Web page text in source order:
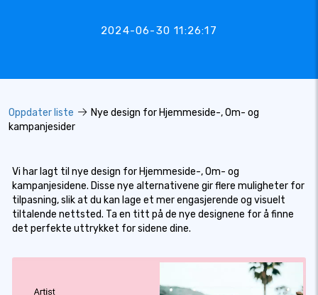
2024-06-30 11:26:17
Oppdater liste
Nye design for Hjemmeside-, Om- og
kampanjesider
Vi har lagt til nye design for Hjemmeside-, Om- og
kampanjesidene. Disse nye alternativene gir flere muligheter for
tilpasning, slik at du kan lage et mer engasjerende og visuelt
tiltalende nettsted. Ta en titt på de nye designene for å finne
det perfekte uttrykket for sidene dine.